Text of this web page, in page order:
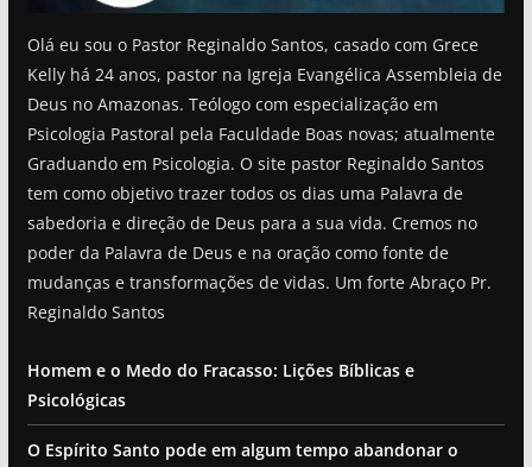
Olá eu sou o Pastor Reginaldo Santos, casado com Grece
Kelly há 24 anos, pastor na Igreja Evangélica Assembleia de
Deus no Amazonas. Teólogo com especialização em
Psicologia Pastoral pela Faculdade Boas novas; atualmente
Graduando em Psicologia. O site pastor Reginaldo Santos
tem como objetivo trazer todos os dias uma Palavra de
sabedoria e direção de Deus para a sua vida. Cremos no
poder da Palavra de Deus e na oração como fonte de
mudanças e transformações de vidas. Um forte Abraço Pr.
Reginaldo Santos
Homem e o Medo do Fracasso: Lições Bíblicas e
Psicológicas
O Espírito Santo pode em algum tempo abandonar o